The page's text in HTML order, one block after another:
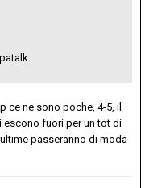
ce ne sono poche, 4-5, il
fuori per un tot di
passeranno di moda